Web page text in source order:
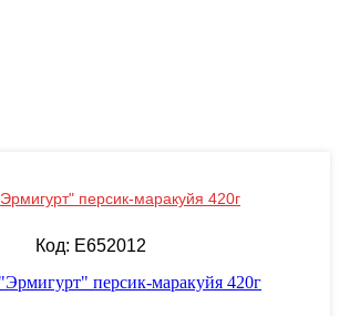
персик-маракуйя 420г
Код: E652012